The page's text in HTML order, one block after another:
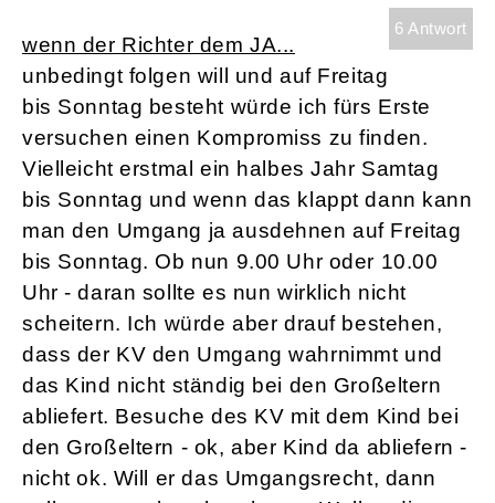
6 Antwort
wenn der Richter dem JA...
unbedingt folgen will und auf Freitag
bis Sonntag besteht würde ich fürs Erste
versuchen einen Kompromiss zu finden.
Vielleicht erstmal ein halbes Jahr Samtag
bis Sonntag und wenn das klappt dann kann
man den Umgang ja ausdehnen auf Freitag
bis Sonntag. Ob nun 9.00 Uhr oder 10.00
Uhr - daran sollte es nun wirklich nicht
scheitern. Ich würde aber drauf bestehen,
dass der KV den Umgang wahrnimmt und
das Kind nicht ständig bei den Großeltern
abliefert. Besuche des KV mit dem Kind bei
den Großeltern - ok, aber Kind da abliefern -
nicht ok. Will er das Umgangsrecht, dann